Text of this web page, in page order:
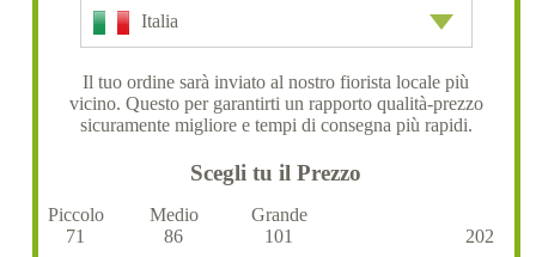
Italia
Il tuo ordine sarà inviato al nostro fiorista locale più
vicino. Questo per garantirti un rapporto qualità-prezzo
sicuramente migliore e tempi di consegna più rapidi.
Scegli tu il Prezzo
Piccolo
71
Medio
86
Grande
101
202